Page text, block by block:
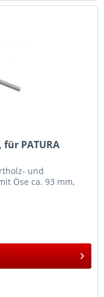
PATURA
und
Öse ca. 93 mm,